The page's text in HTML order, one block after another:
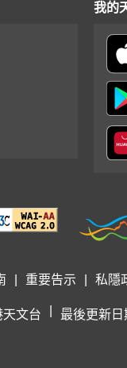
我的
重要告示 私隱
文台 最後更新日